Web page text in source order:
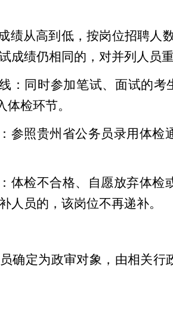
绩从高到低，按岗位招聘人
成绩仍相同的，对并列人员
：同时参加笔试、面试的
检环节。
参照贵州省公务员录用体检
体检不合格、自愿放弃体检
人员的，该岗位不再递补。
确定为政审对象，由相关